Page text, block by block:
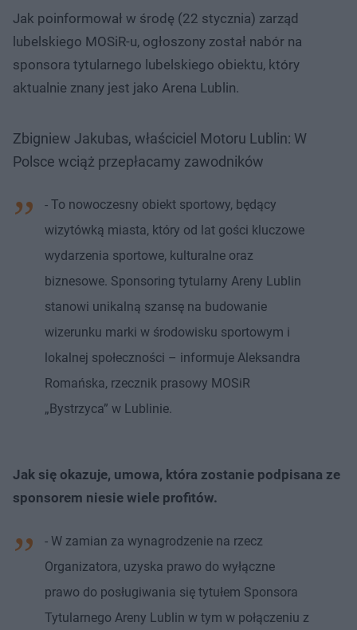
Jak poinformował w środę (22 stycznia) zarząd
lubelskiego MOSiR-u, ogłoszony został nabór na
sponsora tytularnego lubelskiego obiektu, który
aktualnie znany jest jako Arena Lublin.
Zbigniew Jakubas, właściciel Motoru Lublin: W
Polsce wciąż przepłacamy zawodników
- To nowoczesny obiekt sportowy, będący
wizytówką miasta, który od lat gości kluczowe
wydarzenia sportowe, kulturalne oraz
biznesowe. Sponsoring tytularny Areny Lublin
stanowi unikalną szansę na budowanie
wizerunku marki w środowisku sportowym i
lokalnej społeczności – informuje Aleksandra
Romańska, rzecznik prasowy MOSiR
„Bystrzyca” w Lublinie.
Jak się okazuje, umowa, która zostanie podpisana ze
sponsorem niesie wiele profitów.
- W zamian za wynagrodzenie na rzecz
Organizatora, uzyska prawo do wyłączne
prawo do posługiwania się tytułem Sponsora
Tytularnego Areny Lublin w tym w połączeniu z